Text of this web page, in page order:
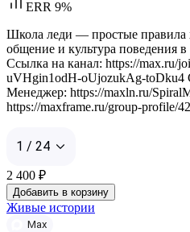
ERR 9%
Школа леди — простые правила
общение и культура поведения
Ссылка на канал: https://max.ru/
uVHgin1odH-oUjozukAg-toDku4
Менеджер: https://maxln.ru/
https://maxframe.ru/group-profile/
1 / 24
2 400 ₽
Добавить в корзину
Живые истории
Max